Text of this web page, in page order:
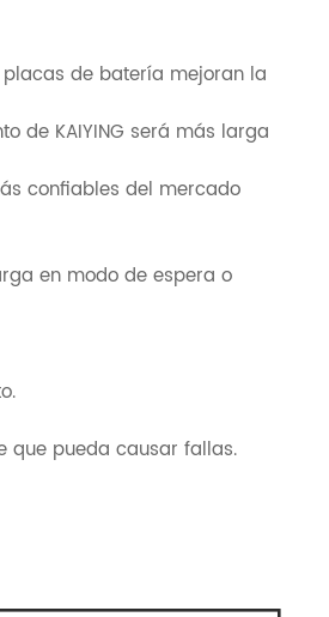
de batería mejoran la
de KAIYING será más larga
confiables del mercado
en modo de espera o
que pueda causar fallas.